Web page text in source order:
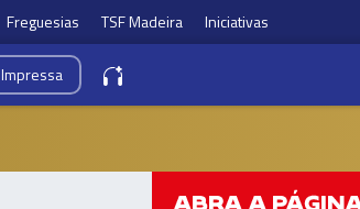
Freguesias TSF Madeira Iniciativas
Impressa